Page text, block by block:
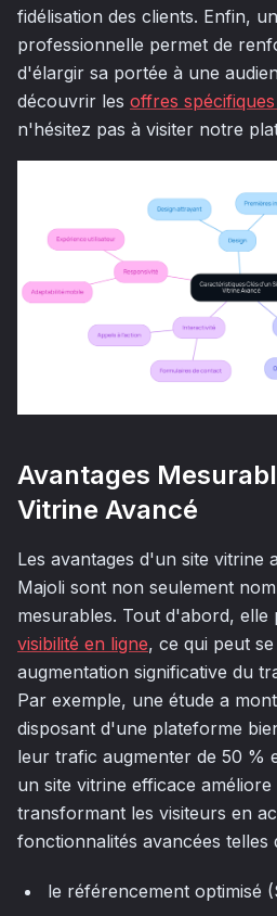
fidélisation des clients. Enfin,
professionnelle permet de
d'élargir sa portée à une
découvrir les offres
n'hésitez pas à visiter notre
Avantages
Vitrine Avancé
Les avantages d'un site vitrine
Majoli sont non seulement
mesurables. Tout d'abord, elle
visibilité en ligne, ce qui peut
augmentation significative du
Par exemple, une étude a
disposant d'une plateforme
leur trafic augmenter de 50 %
un site vitrine efficace
transformant les visiteurs en
fonctionnalités avancées telles
le référencement optimisé